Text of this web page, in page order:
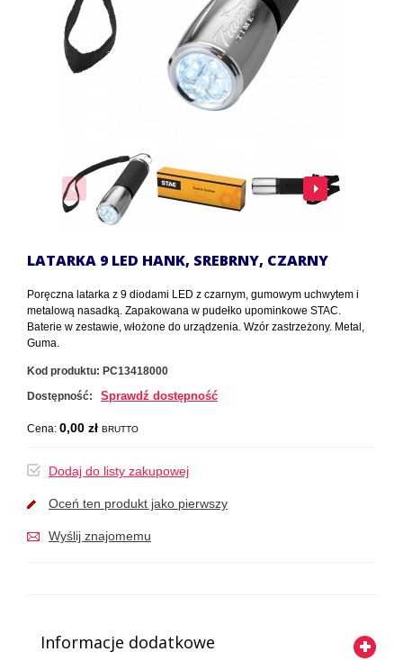
LATARKA 9 LED HANK, SREBRNY, CZARNY
Poręczna latarka z 9 diodami LED z czarnym, gumowym uchwytem i
metalową nasadką. Zapakowana w pudełko upominkowe STAC.
Baterie w zestawie, włożone do urządzenia. Wzór zastrzeżony. Metal,
Guma.
Kod produktu: PC13418000
Dostępność:
Sprawdź dostępność
Cena: 0,00 zł BRUTTO
Dodaj do listy zakupowej
Oceń ten produkt jako pierwszy
Wyślij znajomemu
Informacje dodatkowe